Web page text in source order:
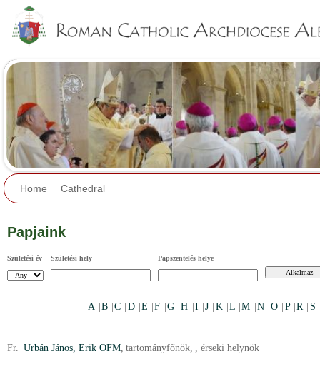
Home Cathedral
Papjaink
Születési év Születési hely Papszentelés helye
A B |C D |E |F G |H I |J K L |M N |O P |R S
Fr. Urbán János, Erik OFM, tartományfőnök, , érseki helynök